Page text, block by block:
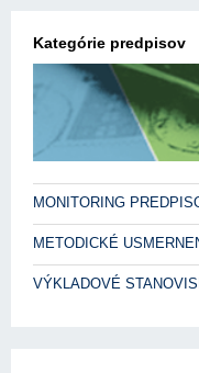
Kategórie predpisov
MONITORING
METODICKÉ
VÝKLADOVÉ